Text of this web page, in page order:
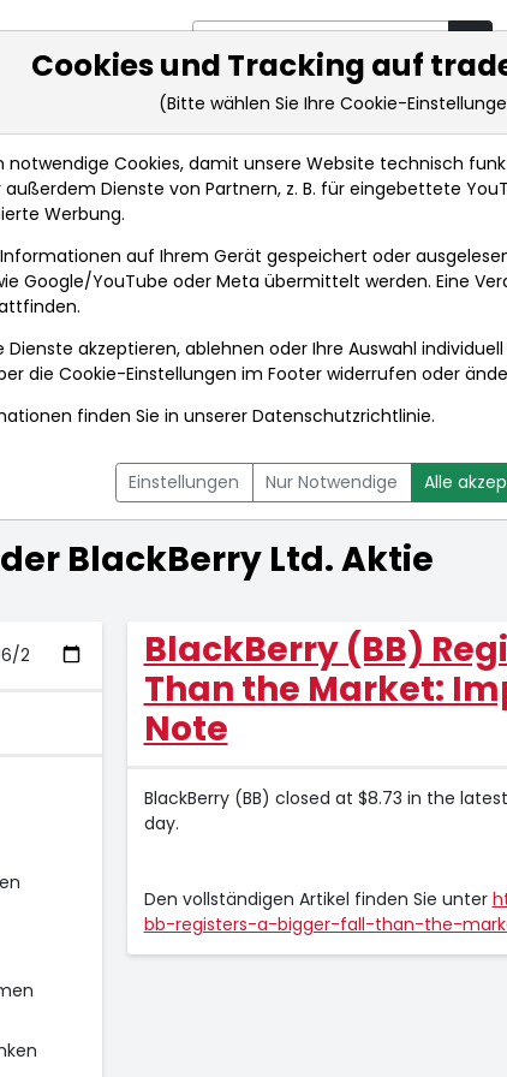
Markt-Analysen Market Tools Realtimekurse
NACHRICHTEN
BlackBerry Ltd. Aktie
BlackBerry (BB)
Than the Market:
Note
BlackBerry (BB) closed at $8.73 in the
day.
Den vollständigen Artikel finden Sie unter
bb-registers-a-bigger-fall-than-the-
Cookies und Tracking auf
(Bitte wählen Sie Ihre Cookie-
notwendige Cookies, damit unsere Website technisch
Dienste von Partnern, z. B. für eingebettete
Werbung.
auf Ihrem Gerät gespeichert oder
Google/YouTube oder Meta übermittelt werden. Eine
Dienste akzeptieren, ablehnen oder Ihre Auswahl
die Cookie-Einstellungen im Footer widerrufen oder
finden Sie in unsererDatenschutzrichtlinie.
Einstellungen Nur Notwendige Alle